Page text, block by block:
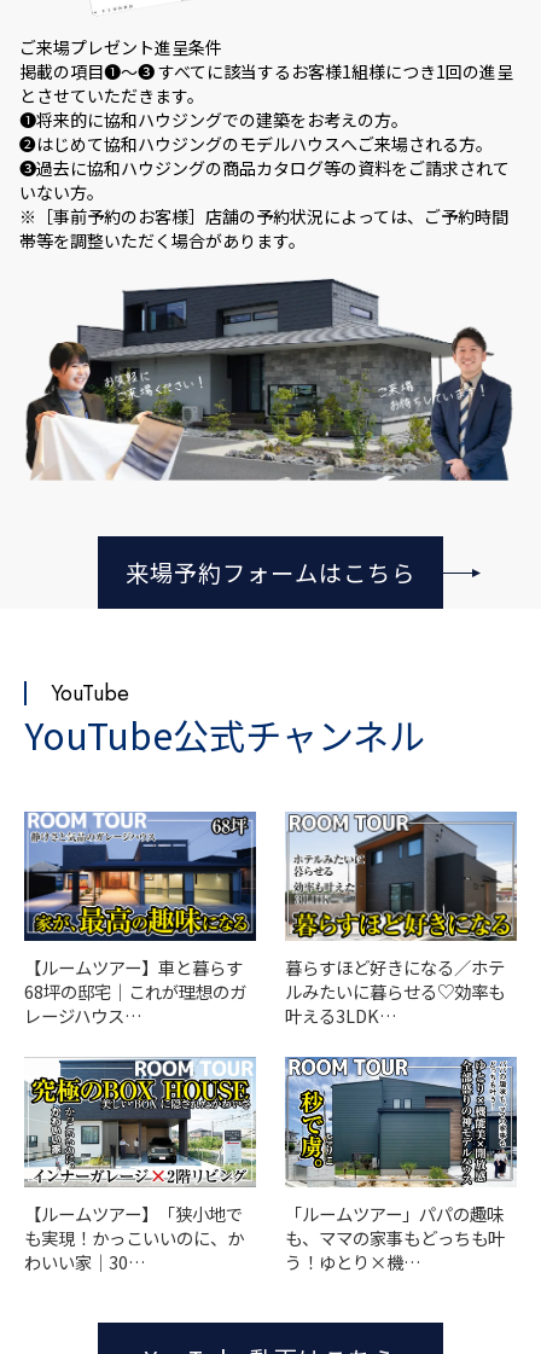
ご来場プレゼント進呈条件
掲載の項目❶～❸ すべてに該当するお客様1組様につき1回の進呈
とさせていただきます。
❶将来的に協和ハウジングでの建築をお考えの方。
❷はじめて協和ハウジングのモデルハウスへご来場される方。
❸過去に協和ハウジングの商品カタログ等の資料をご請求されて
いない方。
※［事前予約のお客様］店舗の予約状況によっては、ご予約時間
帯等を調整いただく場合があります。
来場予約フォームはこちら
YouTube
YouTube公式チャンネル
【ルームツアー】車と暮らす
68坪の邸宅｜これが理想のガ
レージハウス…
暮らすほど好きになる／ホテ
ルみたいに暮らせる♡効率も
叶える3LDK…
【ルームツアー】「狭小地で
も実現！かっこいいのに、か
わいい家｜30…
「ルームツアー」パパの趣味
も、ママの家事もどっちも叶
う！ゆとり×機…